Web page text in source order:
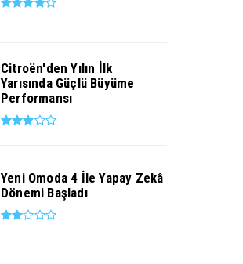
Citroën'den Yılın İlk
Yarısında Güçlü Büyüme
Performansı
Yeni Omoda 4 İle Yapay Zekâ
Dönemi Başladı